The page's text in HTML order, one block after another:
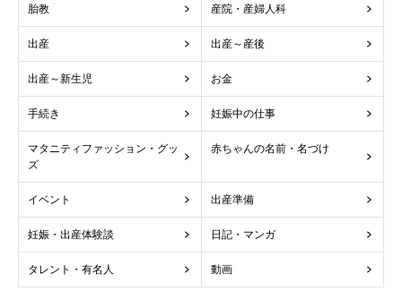
胎教 産院・産婦人科
出産 出産～産後
出産～新生児 お金
手続き 妊娠中の仕事
マタニティファッション・グッ
ズ
赤ちゃんの名前・名づけ
イベント 出産準備
妊娠・出産体験談 日記・マンガ
タレント・有名人 動画